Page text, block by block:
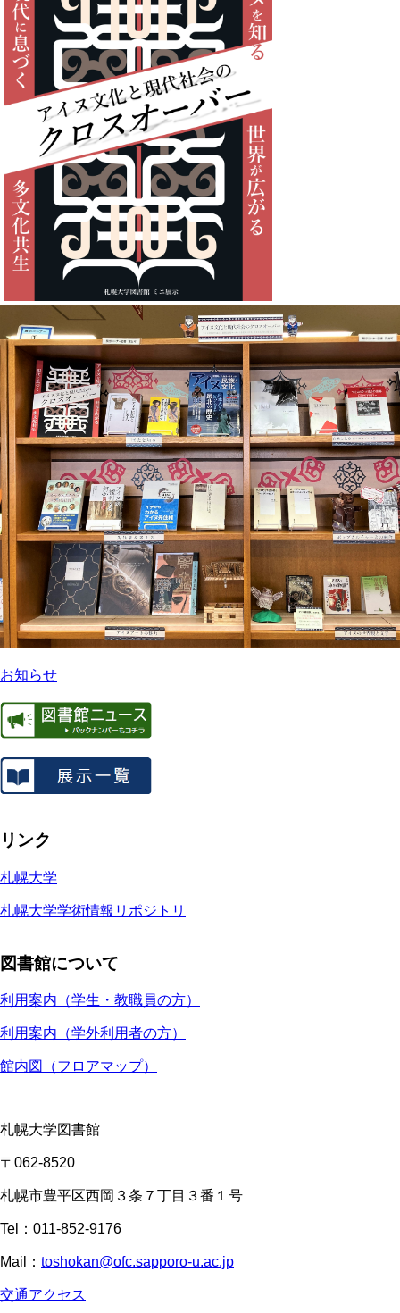
お知らせ
リンク
札幌大学
札幌大学学術情報リポジトリ
図書館について
利用案内（学生・教職員の方）
利用案内（学外利用者の方）
館内図（フロアマップ）
札幌大学図書館
〒062-8520
札幌市豊平区西岡３条７丁目３番１号
Tel：011-852-9176
Mail： toshokan@ofc.sapporo-u.ac.jp
交通アクセス